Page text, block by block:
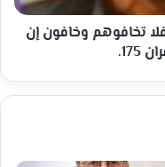
تخافوهم وخافون إن